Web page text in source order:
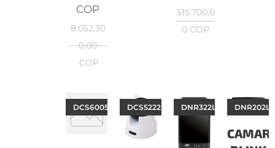
COP
8.052.30
0,00
COP
515.700,0
0 COP
DCS6005L DCS5222L DNR322L DNR202L